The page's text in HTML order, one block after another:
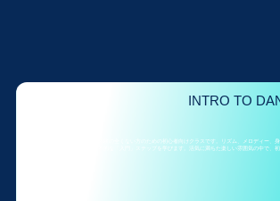
INTRO TO
ダンス入門クラスは、ダンス経験の全くない方のための初心者向けクラスです。リズム、メロディー、
開き方など、ダンスの最も基本的な「入門」ステップを学びます。活気に満ちた楽しい雰囲気の中で、